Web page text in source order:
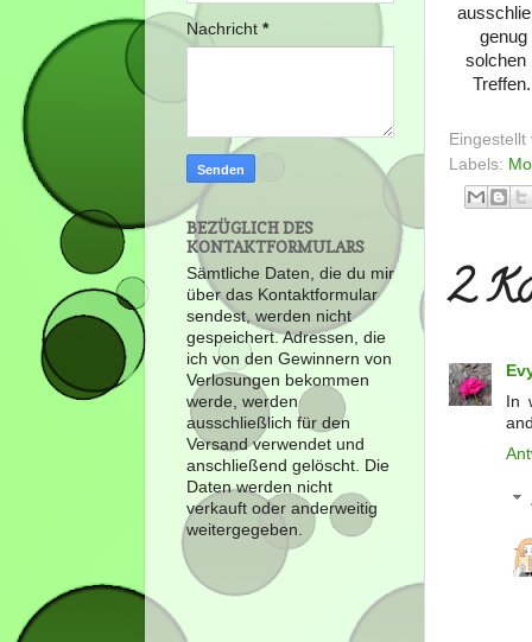
solchen
Labels:
2
In
Nachricht *
BEZÜGLICH DES
KONTAKTFORMULARS
Sämtliche Daten, die du mir
über das Kontaktformular
sendest, werden nicht
gespeichert. Adressen, die
ich von den Gewinnern von
Verlosungen bekommen
werde, werden
ausschließlich für den
Versand verwendet und
anschließend gelöscht. Die
Daten werden nicht
verkauft oder anderweitig
weitergegeben.